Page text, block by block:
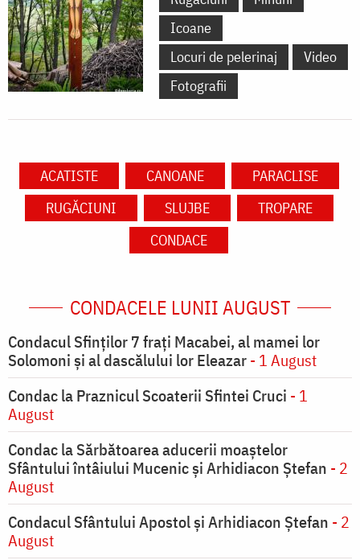
Icoane
Locuri de pelerinaj
Video
Fotografii
ACATISTE CANOANE
PARACLISE
RUGĂCIUNI
SLUJBE
TROPARE
CONDACE
CONDACELE LUNII AUGUST
Condacul Sfinţilor 7 fraţi Macabei, al mamei lor
Solomoni şi al dascălului lor Eleazar- 1 August
Condac la Praznicul Scoaterii Sfintei Cruci - 1
August
Condac la Sărbătoarea aducerii moaştelor
Sfântului întâiului Mucenic şi Arhidiacon Ştefan - 2
August
Condacul Sfântului Apostol și Arhidiacon Ștefan - 2
August